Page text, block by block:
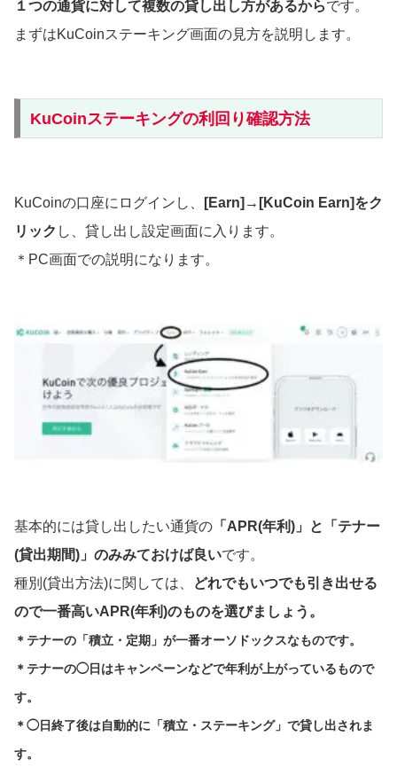
１つの通貨に対して複数の貸し出し方があるからです。
まずはKuCoinステーキング画面の見方を説明します。
KuCoinステーキングの利回り確認方法
KuCoinの口座にログインし、
[Earn]→[KuCoin Earn]をク
リック し、貸し出し設定画面に入ります。
＊PC画面での説明になります。
基本的には貸し出したい通貨の 「APR(年利)」と「テナー
(貸出期間)」のみみておけば良いです。
種別(貸出方法)に関しては、
どれでもいつでも引き出せる
ので一番高いAPR(年利)のものを選びましょう。
＊テナーの「積立・定期」が一番オーソドックスなものです。
＊テナーの◯日はキャンペーンなどで年利が上がっているもので
す。
＊◯日終了後は自動的に「積立・ステーキング」で貸し出されま
す。